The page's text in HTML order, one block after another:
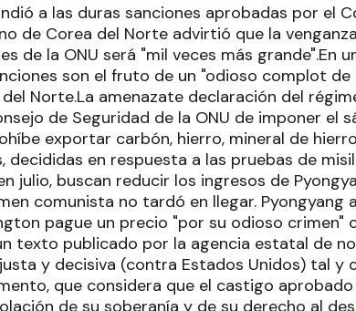
a las duras sanciones aprobadas por el
de Corea del Norte advirtió que la
de la ONU será "mil veces más grande".En
son el fruto de un "odioso complot
Norte.La amenazate declaración del
de Seguridad de la ONU de imponer el
exportar carbón, hierro, mineral de
decididas en respuesta a las pruebas de
julio, buscan reducir los ingresos de
comunista no tardó en llegar. Pyongyang
pague un precio "por su odioso crimen"
texto publicado por la agencia estatal de
y decisiva (contra Estados Unidos) tal y
que considera que el castigo
de su soberanía y de su derecho al